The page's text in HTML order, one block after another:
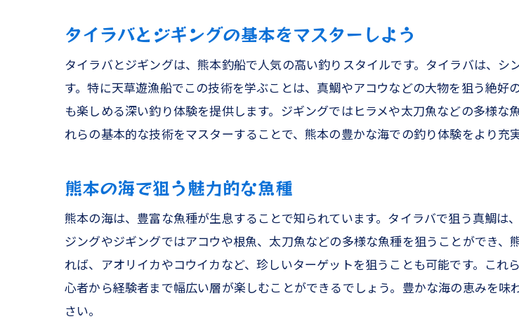
熊本の美しい海で家族の絆を深める
釣りを通して学ぶ自然との共生
家族で共有する釣りの楽しさ
思い出に残る釣り体験を写真に
釣った魚で楽しむ家族パーティー
タイラバとジギングの基本をマスターしよう
タイラバとジギングは、熊本釣船で人気の高い釣りスタイルです。タイラバは、
す。特に天草遊漁船でこの技術を学ぶことは、真鯛やアコウなどの大物を狙う絶
も楽しめる深い釣り体験を提供します。ジギングではヒラメや太刀魚などの多様
れらの基本的な技術をマスターすることで、熊本の豊かな海での釣り体験をより充
熊本の海で狙う魅力的な魚種
熊本の海は、豊富な魚種が生息することで知られています。タイラバで狙う真鯛
ジングやジギングではアコウや根魚、太刀魚などの多様な魚種を狙うことができ
れば、アオリイカやコウイカなど、珍しいターゲットを狙うことも可能です。こ
心者から経験者まで幅広い層が楽しむことができるでしょう。豊かな海の恵みを
さい。